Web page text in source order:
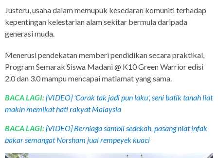
Justeru, usaha dalam memupuk kesedaran komuniti terhadap
kepentingan kelestarian alam sekitar bermula daripada
generasi muda.
Menerusi pendekatan memberi pendidikan secara praktikal,
Program Semarak Siswa Madani @ K10 Green Warrior edisi
2.0 dan 3.0 mampu mencapai matlamat yang sama.
BACA LAGI:[VIDEO] 'Corak tak jadi pun laku', seni batik tanah liat
makin memikat hati rakyat Malaysia
BACA LAGI:[VIDEO] Berniaga sambil sedekah, pasang niat infak
bakar semangat Norsham jual rempeyek kuaci